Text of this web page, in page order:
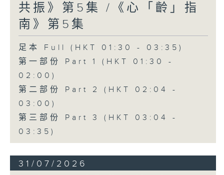
共振》第5集 /《心「齡」指
南》第5集
足本 Full (HKT 01:30 - 03:35)
第一部份 Part 1 (HKT 01:30 -
02:00)
第二部份 Part 2 (HKT 02:04 -
03:00)
第三部份 Part 3 (HKT 03:04 -
03:35)
31/07/2026